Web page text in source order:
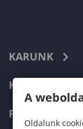
KARUNK
KÉPZÉSEK
A
Oldalunk